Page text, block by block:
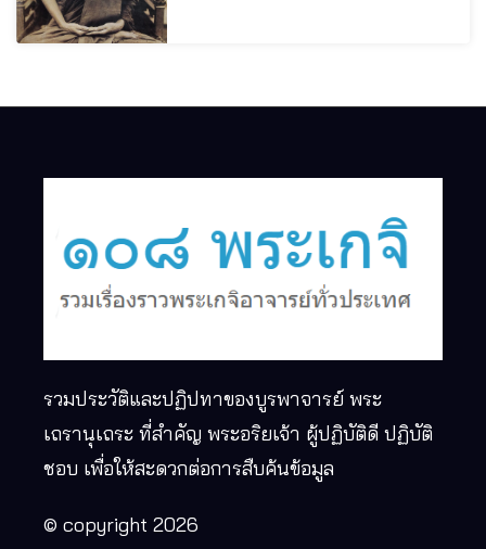
รวมประวัติและปฏิปทาของบูรพาจารย์ พระ
เถรานุเถระ ที่สำคัญ พระอริยเจ้า ผู้ปฏิบัติดี ปฏิบัติ
ชอบ เพื่อให้สะดวกต่อการสืบค้นข้อมูล
© copyright 2026